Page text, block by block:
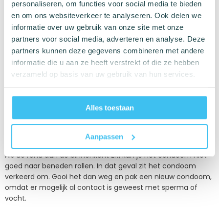
personaliseren, om functies voor social media te bieden
en om ons websiteverkeer te analyseren. Ook delen we
informatie over uw gebruik van onze site met onze
partners voor social media, adverteren en analyse. Deze
partners kunnen deze gegevens combineren met andere
informatie die u aan ze heeft verstrekt of die ze hebben
verzameld op basis van uw gebruik van hun services.
Alles toestaan
Aanpassen
beneden totdat het helemaal aan de onderkant zit. Strijk
eventuele luchtbelletjes glad zodat het condoom goed
aansluit. Als je het condoom per ongeluk verkeerd om hebt
omgedaan, gebruik dan een nieuw condoom.
Hoe weet je aan welke kant je een
condoom moet omdoen?
kleine ringen. Wanneer je het condoom op de penis plaatst,
moeten deze ringen aan de buitenkant zitten zodat je het
condoom gemakkelijk kunt afrollen.
Als de rand aan de binnenkant zit, kun je het condoom niet
goed naar beneden rollen. In dat geval zit het condoom
verkeerd om. Gooi het dan weg en pak een nieuw condoom,
omdat er mogelijk al contact is geweest met sperma of
vocht.